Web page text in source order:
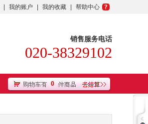
我的账户 我的收藏 帮助中心
销售服务电话
020-38329102
0